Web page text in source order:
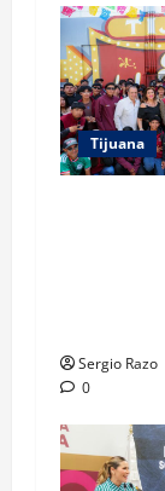
Tijuana
Sergio Razo
0